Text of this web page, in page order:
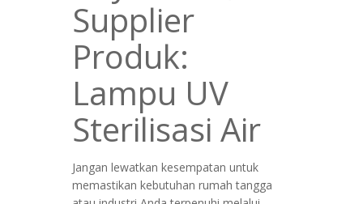
Supplier
Produk:
Lampu UV
Sterilisasi Air
Jangan lewatkan kesempatan untuk
memastikan kebutuhan rumah tangga